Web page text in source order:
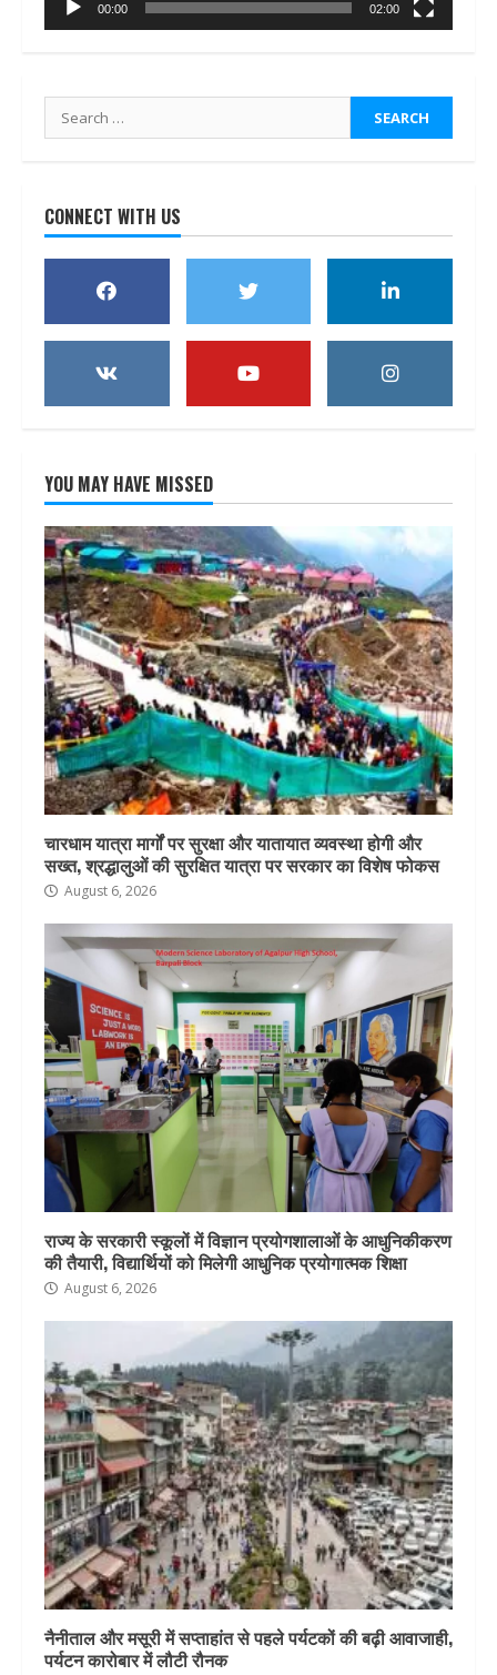
00:00 02:00
Search
for:
CONNECT WITH US
YOU MAY HAVE MISSED
चारधाम यात्रा मार्गों पर सुरक्षा और यातायात व्यवस्था होगी और
सख्त, श्रद्धालुओं की सुरक्षित यात्रा पर सरकार का विशेष फोकस
August 6, 2026
राज्य के सरकारी स्कूलों में विज्ञान प्रयोगशालाओं के आधुनिकीकरण
की तैयारी, विद्यार्थियों को मिलेगी आधुनिक प्रयोगात्मक शिक्षा
August 6, 2026
नैनीताल और मसूरी में सप्ताहांत से पहले पर्यटकों की बढ़ी आवाजाही,
पर्यटन कारोबार में लौटी रौनक